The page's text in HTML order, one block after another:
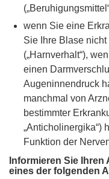
wenn Sie eine
Sie Ihre Blase
(„Harnverhalt“),
einen
Augeninnendruck
manchmal von
bestimmter
„Anticholinergika“)
Funktion der
Informieren Sie
eines der folgenden